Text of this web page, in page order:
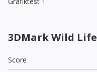
3DMark Wild
Score